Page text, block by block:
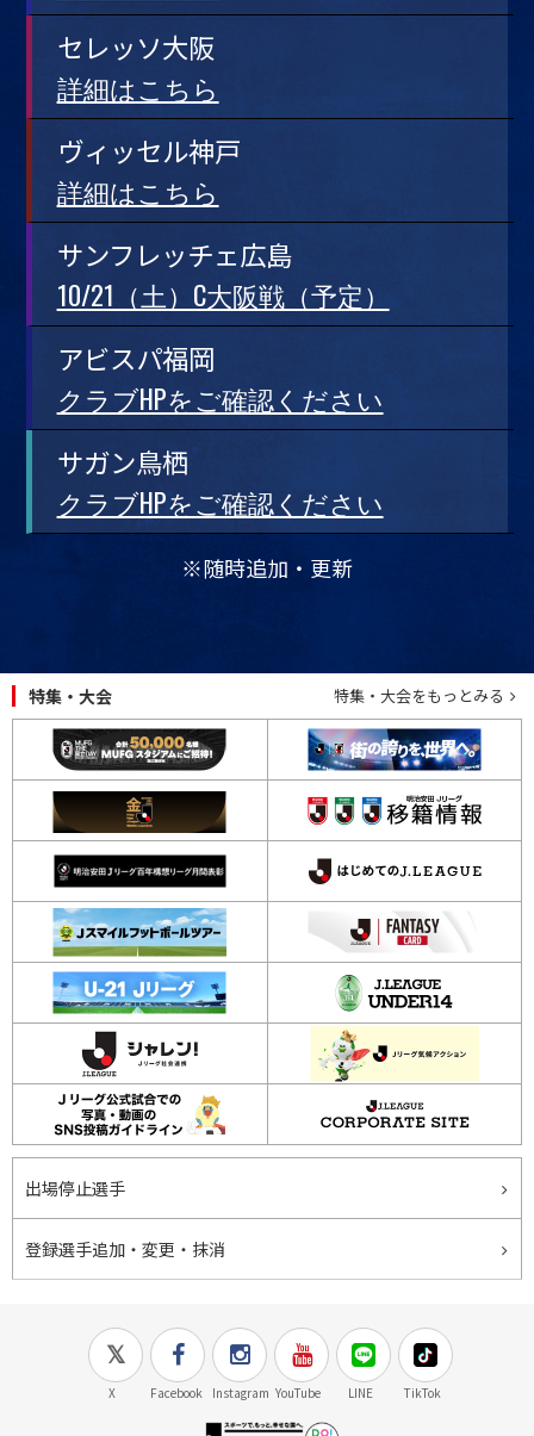
セレッソ大阪
詳細はこちら
ヴィッセル神戸
詳細はこちら
サンフレッチェ広島
10/21（土）C大阪戦（予定）
アビスパ福岡
クラブHPをご確認ください
サガン鳥栖
クラブHPをご確認ください
※随時追加・更新
特集・大会 特集・大会をもっとみる
出場停止選手
登録選手追加・変更・抹消
X Facebook Instagram YouTube LINE TikTok